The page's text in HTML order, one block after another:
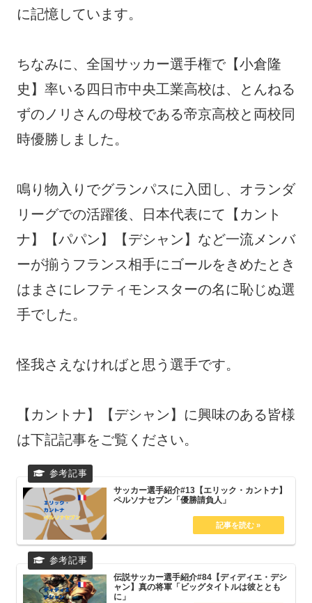
に記憶しています。
ちなみに、全国サッカー選手権で【小倉隆
史】率いる四日市中央工業高校は、とんねる
ずのノリさんの母校である帝京高校と両校同
時優勝しました。
鳴り物入りでグランパスに入団し、オランダ
リーグでの活躍後、日本代表にて【カント
ナ】【パパン】【デシャン】など一流メンバ
ーが揃うフランス相手にゴールをきめたとき
はまさにレフティモンスターの名に恥じぬ選
手でした。
怪我さえなければと思う選手です。
【カントナ】【デシャン】に興味のある皆様
は下記記事をご覧ください。
サッカー選手紹介#13【エリック・カントナ】
ペルソナセブン「優勝請負人」
伝説サッカー選手紹介#84【ディディエ・デシ
ャン】真の将軍「ビッグタイトルは彼ととも
に」